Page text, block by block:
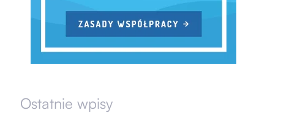
Ostatnie wpisy